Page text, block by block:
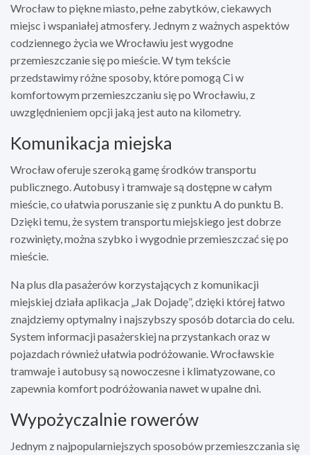
Wrocław to piękne miasto, pełne zabytków, ciekawych
miejsc i wspaniałej atmosfery. Jednym z ważnych aspektów
codziennego życia we Wrocławiu jest wygodne
przemieszczanie się po mieście. W tym tekście
przedstawimy różne sposoby, które pomogą Ci w
komfortowym przemieszczaniu się po Wrocławiu, z
uwzględnieniem opcji jaką jest auto na kilometry.
Komunikacja miejska
Wrocław oferuje szeroką gamę środków transportu
publicznego. Autobusy i tramwaje są dostępne w całym
mieście, co ułatwia poruszanie się z punktu A do punktu B.
Dzięki temu, że system transportu miejskiego jest dobrze
rozwinięty, można szybko i wygodnie przemieszczać się po
mieście.
Na plus dla pasażerów korzystających z komunikacji
miejskiej działa aplikacja „Jak Dojadę”, dzięki której łatwo
znajdziemy optymalny i najszybszy sposób dotarcia do celu.
System informacji pasażerskiej na przystankach oraz w
pojazdach również ułatwia podróżowanie. Wrocławskie
tramwaje i autobusy są nowoczesne i klimatyzowane, co
zapewnia komfort podróżowania nawet w upalne dni.
Wypożyczalnie rowerów
Jednym z najpopularniejszych sposobów przemieszczania się